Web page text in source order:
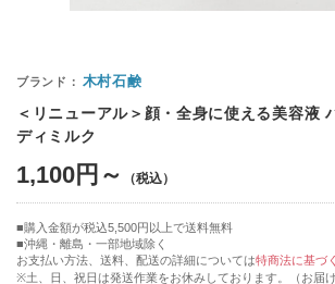
木村石鹸
＜リニューアル＞顔・全身に使える美容液
ディミルク
1,100円～
購入金額が税込5,500円以上で送料無料
沖縄・離島・一部地域除く
お支払い方法、送料、配送の詳細については特商法に基づ
※土、日、祝日は発送作業をお休みしております。（お届